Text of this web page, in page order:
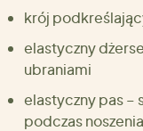
krój
elastyczny
ubraniami
elastyczny pas –
podczas noszenia